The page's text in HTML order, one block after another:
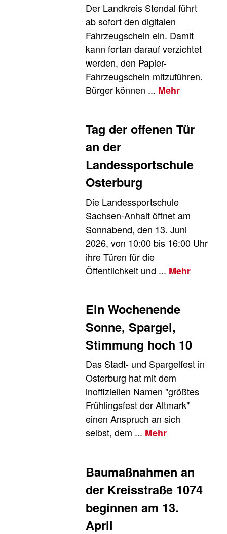
Der Landkreis Stendal führt
ab sofort den digitalen
Fahrzeugschein ein. Damit
kann fortan darauf verzichtet
werden, den Papier-
Fahrzeugschein mitzuführen.
Bürger können ... Mehr
Tag der offenen Tür
an der
Landessportschule
Osterburg
Die Landessportschule
Sachsen-Anhalt öffnet am
Sonnabend, den 13. Juni
2026, von 10:00 bis 16:00 Uhr
ihre Türen für die
Öffentlichkeit und ... Mehr
Ein Wochenende
Sonne, Spargel,
Stimmung hoch 10
Das Stadt- und Spargelfest in
Osterburg hat mit dem
inoffiziellen Namen "größtes
Frühlingsfest der Altmark"
einen Anspruch an sich
selbst, dem ... Mehr
Baumaßnahmen an
der Kreisstraße 1074
beginnen am 13.
April